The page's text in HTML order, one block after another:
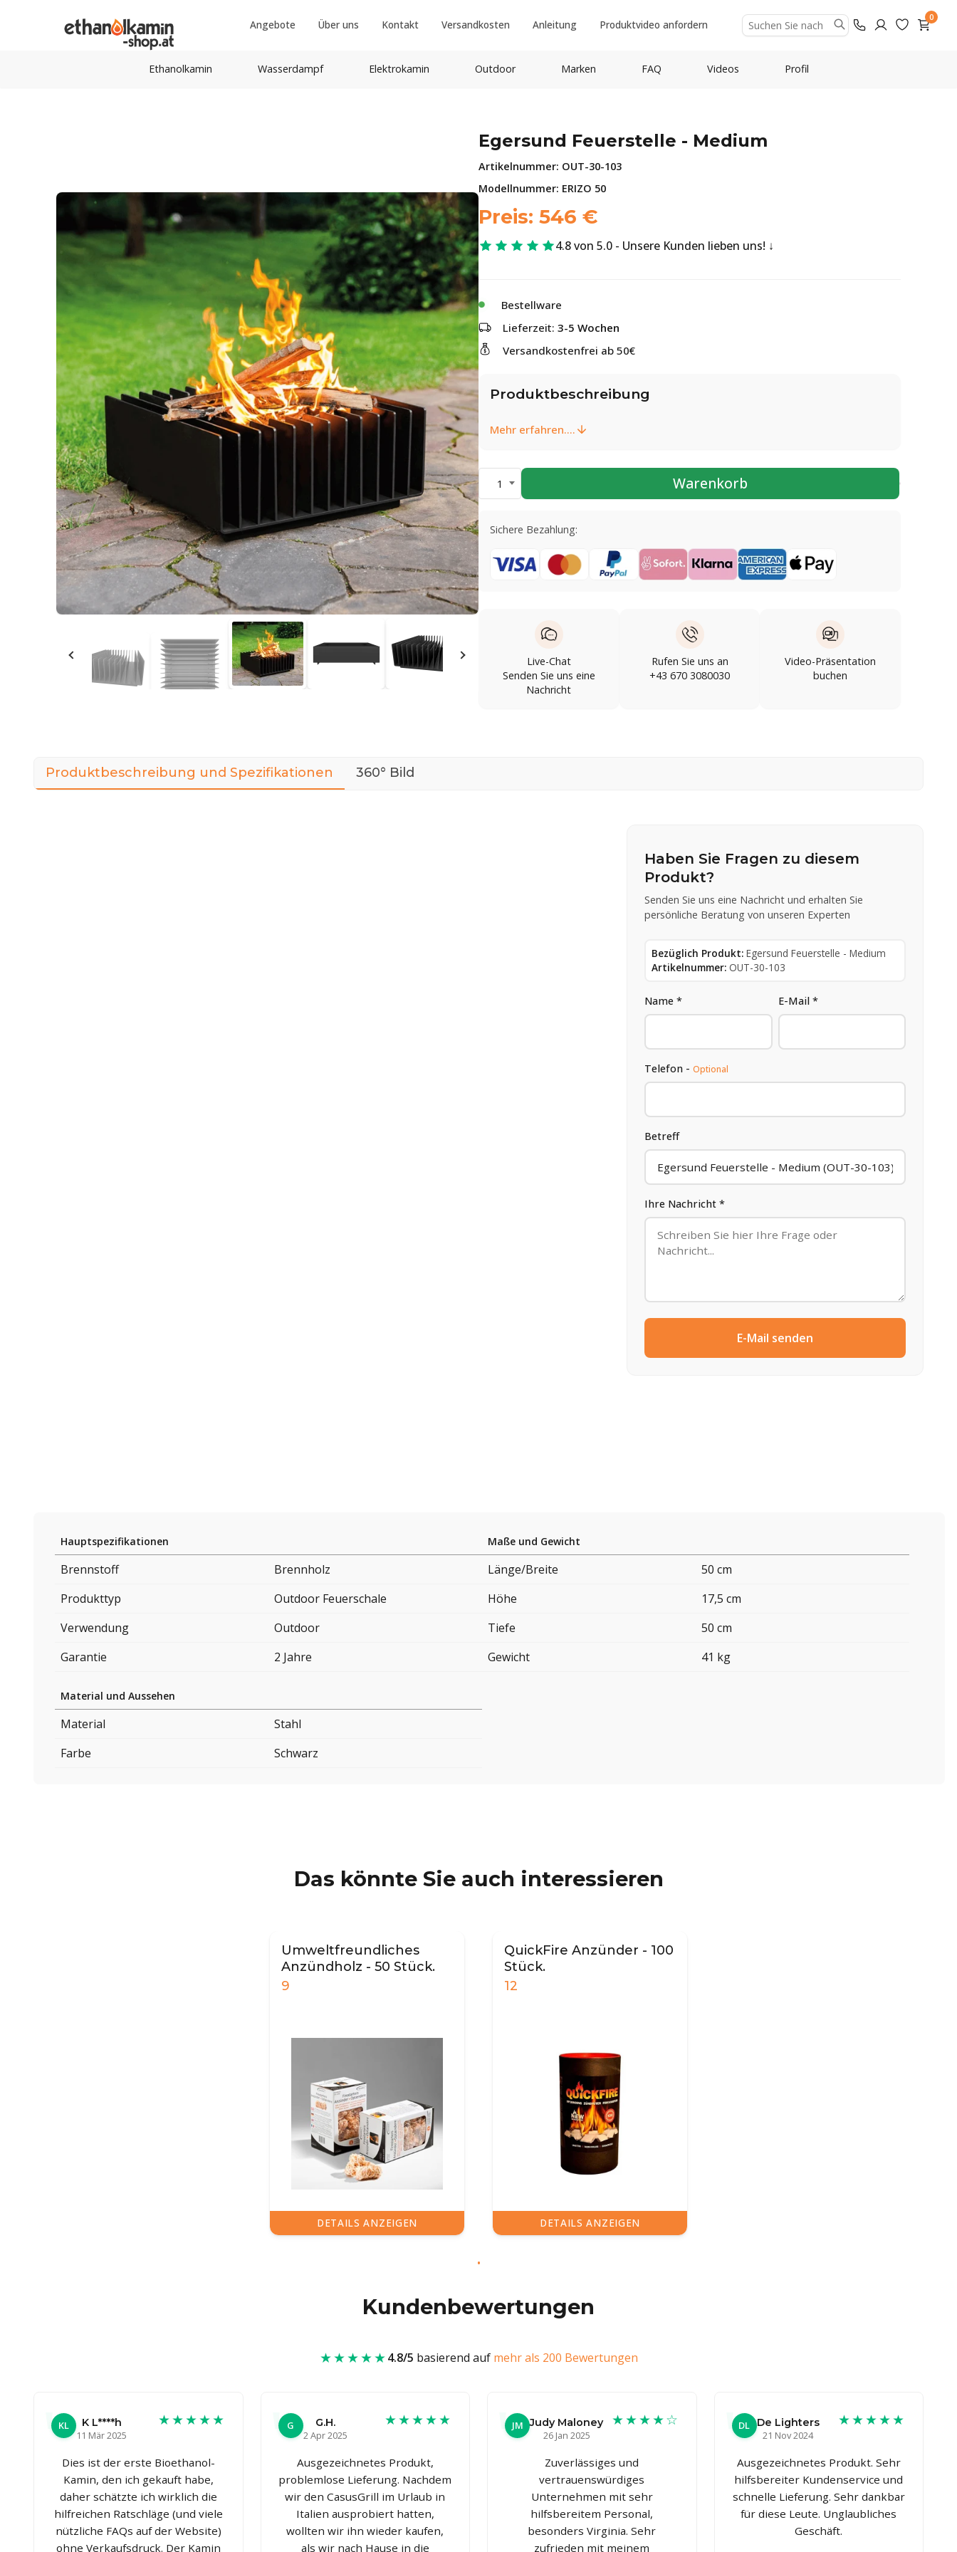
Angebote Über uns Kontakt Versandkosten Anleitung Produktvideo anfordern
0
Ethanolkamin Wasserdampf Elektrokamin Outdoor Marken FAQ Videos Profil
Egersund Feuerstelle - Medium
Artikelnummer: OUT-30-103
Modellnummer: ERIZO 50
Preis: 546 €
4.8 von 5.0 - Unsere Kunden lieben uns!
Bestellware
Lieferzeit: 3-5 Wochen
Versandkostenfrei ab 50€
Produktbeschreibung
Mehr erfahren....
1 Warenkorb
Sichere Bezahlung:
Live-Chat
Senden Sie uns eine
Nachricht
Rufen Sie uns an
+43 670 3080030
Video-Präsentation
buchen
Produktbeschreibung und Spezifikationen 360° Bild
Haben Sie Fragen zu diesem
Produkt?
Senden Sie uns eine Nachricht und erhalten Sie
persönliche Beratung von unseren Experten
Bezüglich Produkt: Egersund Feuerstelle - Medium
Artikelnummer: OUT-30-103
Name * E-Mail *
Telefon -Optional
Betreff
Ihre Nachricht *
E-Mail senden
Hauptspezifikationen
Brennstoff
Brennholz
Produkttyp
Outdoor Feuerschale
Verwendung
Outdoor
Garantie
2 Jahre
Maße und Gewicht
Länge/Breite
50 cm
Höhe
17,5 cm
Tiefe
50 cm
Gewicht
41 kg
Material und Aussehen
Material
Stahl
Farbe
Schwarz
Das könnte Sie auch interessieren
Umweltfreundliches
Anzündholz - 50 Stück.
9
DETAILS ANZEIGEN
QuickFire Anzünder - 100
Stück.
12
DETAILS ANZEIGEN
Kundenbewertungen
★★★★★4.8/5 basierend auf mehr als 200 Bewertungen
KL
K L****h
11 Mär 2025
★★★★★
Dies ist der erste Bioethanol-
Kamin, den ich gekauft habe,
daher schätzte ich wirklich die
hilfreichen Ratschläge (und viele
nützliche FAQs auf der Website)
ohne Verkaufsdruck. Der Kamin
G
G.H.
2 Apr 2025
★★★★★
Ausgezeichnetes Produkt,
problemlose Lieferung. Nachdem
wir den CasusGrill im Urlaub in
Italien ausprobiert hatten,
wollten wir ihn wieder kaufen,
als wir nach Hause in die
JM Judy Maloney
26 Jan 2025
★★★★☆
Zuverlässiges und
vertrauenswürdiges
Unternehmen mit sehr
hilfsbereitem Personal,
besonders Virginia. Sehr
zufrieden mit meinem
DL De Lighters
21 Nov 2024
★★★★★
Ausgezeichnetes Produkt. Sehr
hilfsbereiter Kundenservice und
schnelle Lieferung. Sehr dankbar
für diese Leute. Unglaubliches
Geschäft.